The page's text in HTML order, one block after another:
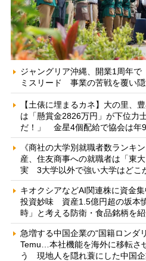
ジャングリア沖縄、開業1周年
ミスリード 事業の苦戦を覆い隠
【土俵に埋まるカネ】大の里、
は「懸賞金2826万円」が下位力
だ！」 金星4個配給で協会は年
《商社の大学別就職者数ランキ
産、住友商事への就職者は「東
実 3大学以外で強い大学はどこ
キオクシアなどAI関連株に資金
投資妙味 資産1.5億円超の坂本
時」と考える防衛・食品銘柄を
急増する中国企業の“国籍ロンダ
Temu…本社機能を海外に移転さ
う 現地人を隠れ蓑にした中国